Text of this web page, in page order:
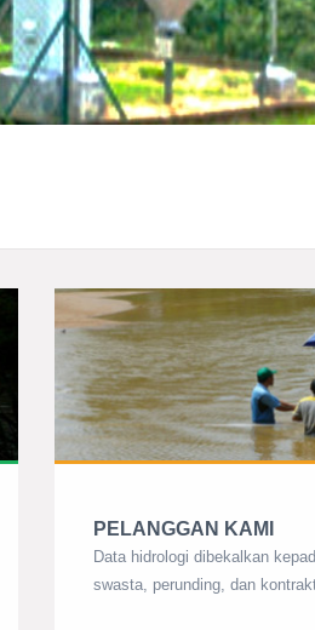
PELANGGAN KAMI
Data hidrologi dibekalkan
swasta, perunding, dan